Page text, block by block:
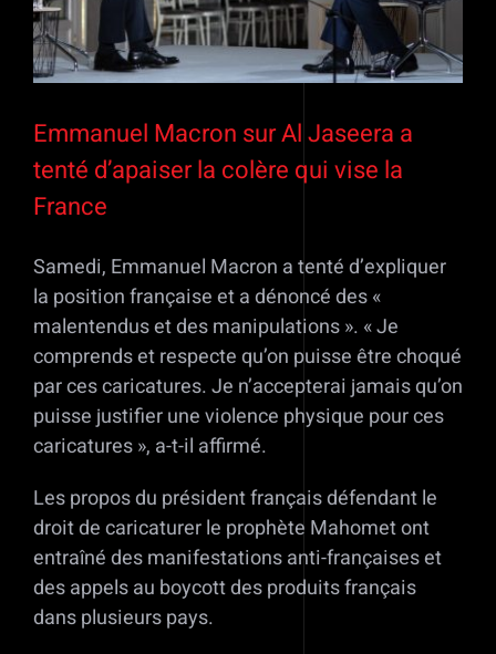
Emmanuel Macron sur Al Jaseera a
tenté d’apaiser la colère qui vise la
France
Samedi, Emmanuel Macron a tenté d’expliquer
la position française et a dénoncé des «
malentendus et des manipulations ». « Je
comprends et respecte qu’on puisse être choqué
par ces caricatures. Je n’accepterai jamais qu’on
puisse justifier une violence physique pour ces
caricatures », a-t-il affirmé.
Les propos du président français défendant le
droit de caricaturer le prophète Mahomet ont
entraîné des manifestations anti-françaises et
des appels au boycott des produits français
dans plusieurs pays.